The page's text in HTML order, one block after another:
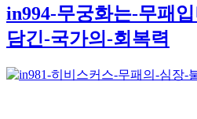
in994-무궁화는-무패
담긴-국가의-회복력